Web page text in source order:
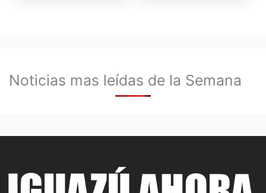
Noticias mas leídas de la Semana